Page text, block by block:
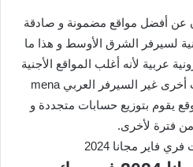
عن أفضل مواقع مضمونة و صادقة
لسيرفر الشرق الأوسط و هذا ما
عربية لأنه أغلب المواقع الأجنية
تقوم بتوزيع حسابات لسيرفرات أخرى غير السيرفر العربي mena
يقوم بتوزيع حسابات متجددة و
من فترة لأخرى.
فاير مجانا 2024